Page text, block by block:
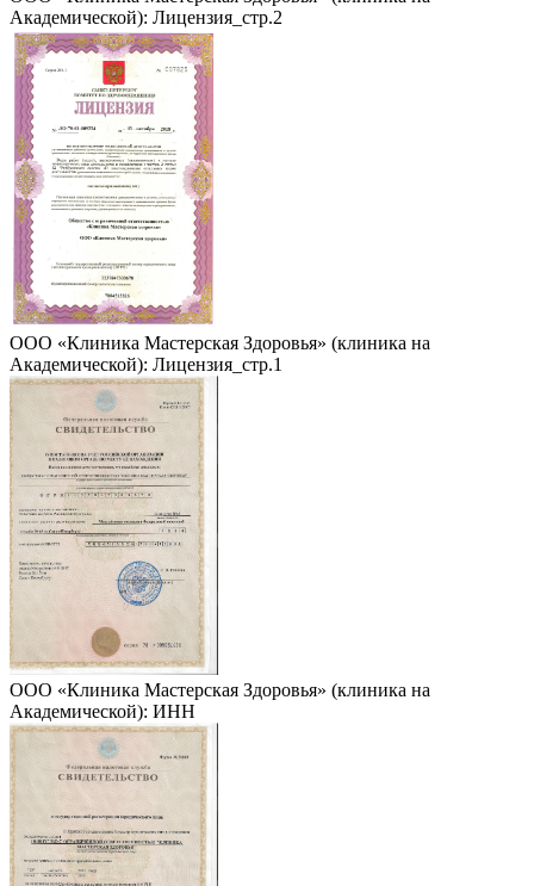
Академической): Лицензия_стр.2
ООО «Клиника Мастерская Здоровья» (клиника на
Академической): Лицензия_стр.1
ООО «Клиника Мастерская Здоровья» (клиника на
Академической): ИНН